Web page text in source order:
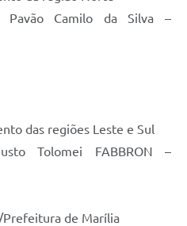
Pavão Camilo da Silva –
das regiões Leste e Sul
Tolomei FABBRON –
Prefeitura de Marília